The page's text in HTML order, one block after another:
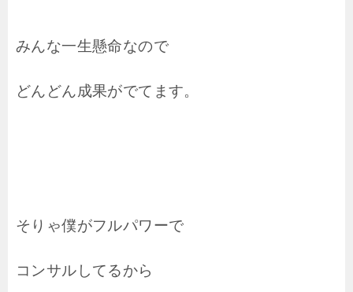
みんな一生懸命なので
どんどん成果がでてます。
そりゃ僕がフルパワーで
コンサルしてるから